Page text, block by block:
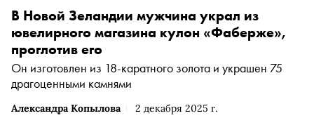
Александра Копылова 2 декабря 2025 г.
В Новой Зеландии мужчина украл из
ювелирного магазина кулон «Фаберже»,
проглотив его
Он изготовлен из 18-каратного золота и украшен 75
драгоценными камнями